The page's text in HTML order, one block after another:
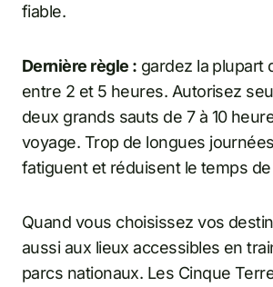
fiable.
Dernière règle : gardez la plupart
entre 2 et 5 heures. Autorisez
deux grands sauts de 7 à 10
voyage. Trop de longues
fatiguent et réduisent le temps
Quand vous choisissez vos
aussi aux lieux accessibles en
parcs nationaux. Les Cinque